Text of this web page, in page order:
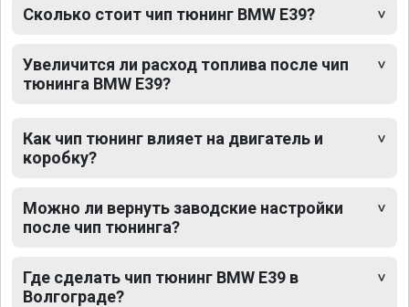
Сколько стоит чип тюнинг BMW E39?
Увеличится ли расход топлива после чип
тюнинга BMW E39?
Как чип тюнинг влияет на двигатель и
коробку?
Можно ли вернуть заводские настройки
после чип тюнинга?
Где сделать чип тюнинг BMW E39 в
Волгограде?